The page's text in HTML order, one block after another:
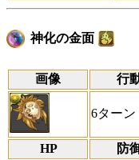
神化の金面
画像 行
6ターン
HP 防